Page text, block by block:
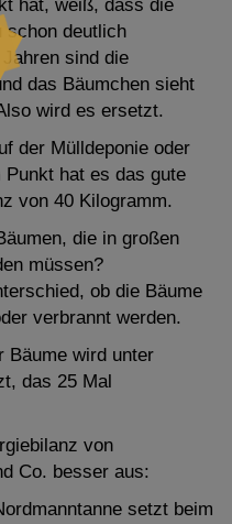
hat, weiß, dass die
schon deutlich
sind die
das Bäumchen sieht
wird es ersetzt.
der Mülldeponie oder
hat es das gute
von 40 Kilogramm.
die in großen
müssen?
ob die Bäume
verbrannt werden.
Bäume wird unter
das 25 Mal
von
Co. besser aus:
setzt beim